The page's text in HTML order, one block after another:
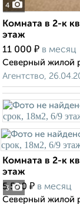
4
Комната в 2-к
этаж
11 000 ₽ в месяц
Северный жилой
Агентство,
3
Комната в 2-к
этаж
5 500 ₽ в месяц
Северный жилой